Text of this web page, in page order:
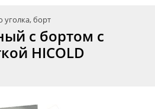
уголка, борт
с бортом с
HICOLD